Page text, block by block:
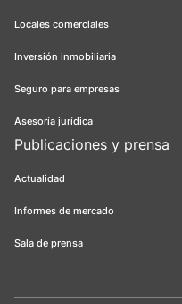
Locales comerciales
Inversión inmobiliaria
Seguro para empresas
Asesoría jurídica
Publicaciones y prensa
Actualidad
Informes de mercado
Sala de prensa